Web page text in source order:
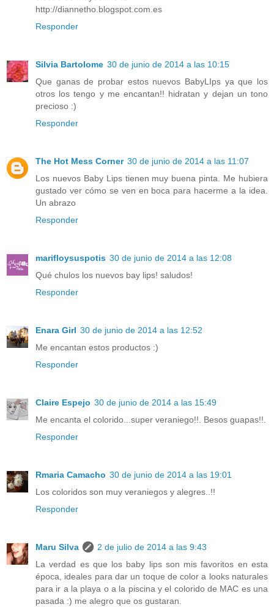
http://diannetho.blogspot.com.es
Responder
Silvia Bartolome 30 de junio de 2014 a las 10:15
Que ganas de probar estos nuevos BabyLIps ya que los
otros los tengo y me encantan!! hidratan y dejan un tono
precioso :)
Responder
The Hot Mess Corner 30 de junio de 2014 a las 11:07
Los nuevos Baby Lips tienen muy buena pinta. Me hubiera
gustado ver cómo se ven en boca para hacerme a la idea.
Un abrazo
Responder
marifloysuspotis 30 de junio de 2014 a las 12:08
Qué chulos los nuevos bay lips! saludos!
Responder
Enara Girl 30 de junio de 2014 a las 12:52
Me encantan estos productos :)
Responder
Claire Espejo 30 de junio de 2014 a las 15:49
Me encanta el colorido...super veraniego!!. Besos guapas!!.
Responder
Rmaria Camacho 30 de junio de 2014 a las 19:01
Los coloridos son muy veraniegos y alegres..!!
Responder
Maru Silva
2 de julio de 2014 a las 9:43
La verdad es que los baby lips son mis favoritos en esta
época, ideales para dar un toque de color a looks naturales
para ir a la playa o a la piscina y el colorido de MAC es una
pasada :) me alegro que os gustaran.